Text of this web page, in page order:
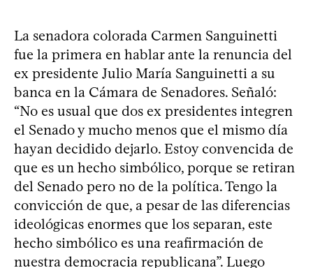
La senadora colorada Carmen Sanguinetti
fue la primera en hablar ante la renuncia del
ex presidente Julio María Sanguinetti a su
banca en la Cámara de Senadores. Señaló:
“No es usual que dos ex presidentes integren
el Senado y mucho menos que el mismo día
hayan decidido dejarlo. Estoy convencida de
que es un hecho simbólico, porque se retiran
del Senado pero no de la política. Tengo la
convicción de que, a pesar de las diferencias
ideológicas enormes que los separan, este
hecho simbólico es una reafirmación de
nuestra democracia republicana”. Luego